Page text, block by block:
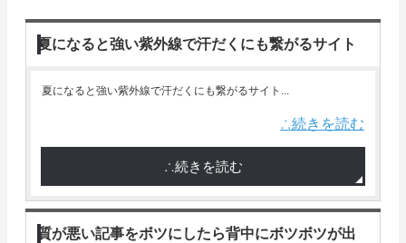
夏になると強い紫外線で汗だくにも繋がるサイト
夏になると強い紫外線で汗だくにも繋がるサイト...
∴続きを読む
∴続きを読む
質が悪い記事をボツにしたら背中にボツボツが出